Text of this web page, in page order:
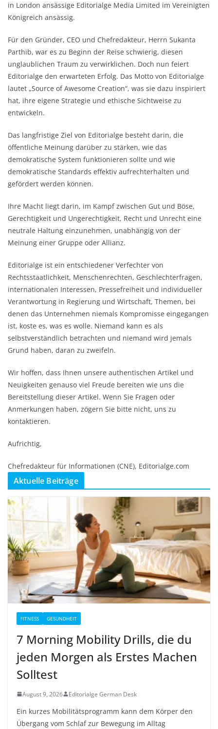
in London ansässige Editorialge Media Limited im Vereinigten
Königreich ansässig.
Für den Gründer, CEO und Chefredakteur, Herrn Sukanta
Parthib, war es zu Beginn der Reise schwierig, diesen
unglaublichen Traum zu verwirklichen. Doch nun feiert
Editorialge den erwarteten Erfolg. Das Motto von Editorialge
lautet „Source of Awesome Creation“, was sie dazu inspiriert
hat, ihre eigene Strategie und ethische Sichtweise zu
entwickeln.
Das langfristige Ziel von Editorialge besteht darin, die
öffentliche Meinung darüber zu stärken, wie das
demokratische System funktionieren sollte und wie
demokratische Standards effektiv aufrechterhalten und
gefördert werden können.
Ihre Macht liegt darin, im Kampf zwischen Gut und Böse,
Gerechtigkeit und Ungerechtigkeit, Recht und Unrecht eine
neutrale Haltung einzunehmen, unabhängig von der
Meinung einer Gruppe oder Allianz.
Editorialge ist ein entschiedener Verfechter von
Rechtsstaatlichkeit, Menschenrechten, Geschlechterfragen,
internationalen Interessen, Pressefreiheit und individueller
Verantwortung in Regierung und Wirtschaft, Themen, bei
denen das Unternehmen niemals Kompromisse eingegangen
ist, koste es, was es wolle. Niemand kann es als
selbstverständlich betrachten und niemand wird jemals
Grund haben, daran zu zweifeln.
Wir hoffen, dass Ihnen unsere authentischen Artikel und
Neuigkeiten genauso viel Freude bereiten wie uns die
Bereitstellung dieser Artikel. Wenn Sie Fragen oder
Anmerkungen haben, zögern Sie bitte nicht, uns zu
kontaktieren.
Aufrichtig,
Chefredakteur für Informationen (CNE), Editorialge.com
Aktuelle Beiträge
FITNESS GESUNDHEIT
7 Morning Mobility Drills, die du
jeden Morgen als Erstes Machen
Solltest
August 9, 2026 Editorialge German Desk
Ein kurzes Mobilitätsprogramm kann dem Körper den
Übergang vom Schlaf zur Bewegung im Alltag